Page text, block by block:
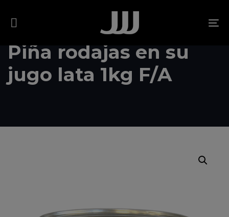
links
Piña rodajas en su
jugo lata 1kg F/A